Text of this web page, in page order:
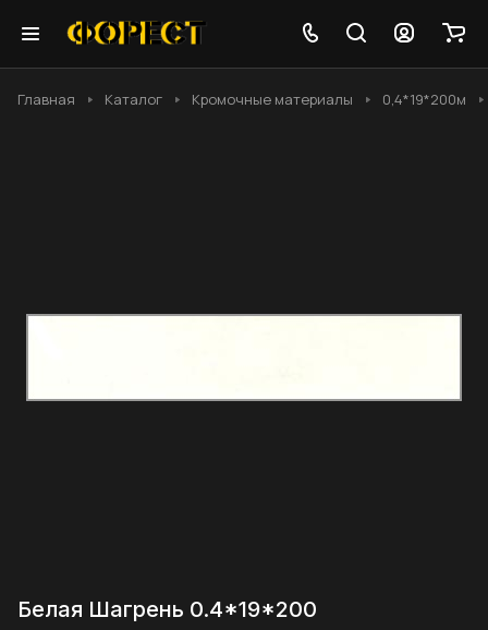
Главная Каталог Кромочные материалы 0,4*19*200м
Белая Шагрень 0.4*19*200